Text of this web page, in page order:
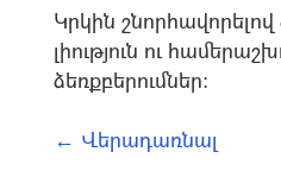
Կրկին
լիություն ու
ձեռքբերումներ:
← Վերադառնալ